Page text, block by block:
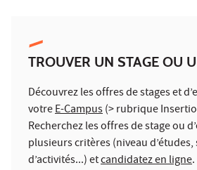
TROUVER UN STAGE OU
Découvrez les offres de stages et
votreE-Campus(> rubrique
Recherchez les offres de stage ou
plusieurs critères (niveau
d’activités...) etcandidatez en ligne.